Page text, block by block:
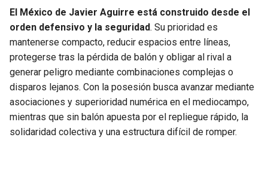
El México de Javier Aguirre está construido desde el
orden defensivo y la seguridad. Su prioridad es
mantenerse compacto, reducir espacios entre líneas,
protegerse tras la pérdida de balón y obligar al rival a
generar peligro mediante combinaciones complejas o
disparos lejanos. Con la posesión busca avanzar mediante
asociaciones y superioridad numérica en el mediocampo,
mientras que sin balón apuesta por el repliegue rápido, la
solidaridad colectiva y una estructura difícil de romper.